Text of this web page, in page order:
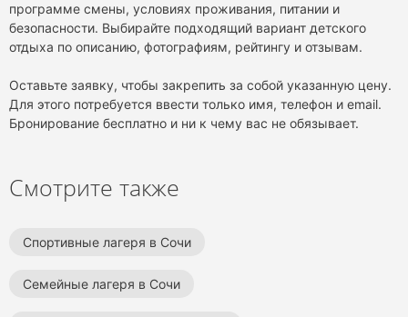
программе смены, условиях проживания, питании и
безопасности. Выбирайте подходящий вариант детского
отдыха по описанию, фотографиям, рейтингу и отзывам.
Оставьте заявку, чтобы закрепить за собой указанную цену.
Для этого потребуется ввести только имя, телефон и email.
Бронирование бесплатно и ни к чему вас не обязывает.
Смотрите также
Спортивные лагеря в Сочи
Семейные лагеря в Сочи